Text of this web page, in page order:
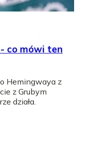
co mówi ten
Hemingwaya z
z Grubym
działa.